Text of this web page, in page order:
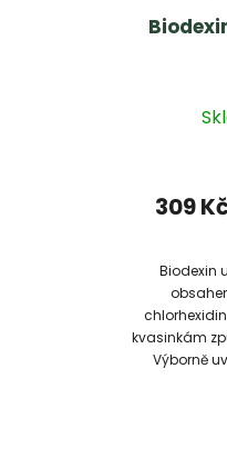
309
Biodexin
kvasinkám
Výborně